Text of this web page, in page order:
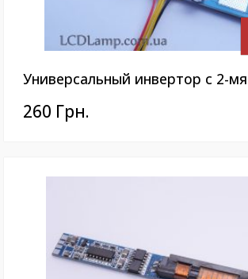
Универсальный инвертор с 2-
260 Грн.